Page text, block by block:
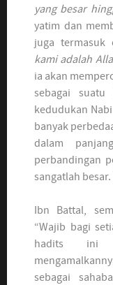
yang besar
yatim dan
juga termasuk
kami adalah
ia akan
sebagai suatu
kedudukan
banyak
dalam
perbandingan
sangatlah
Ibn Battal,
“Wajib bagi
hadits ini
sebagai